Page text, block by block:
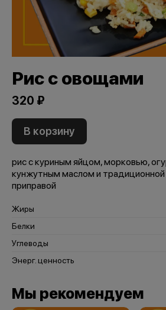
Рис с овощами
320 ₽
В корзину
рис с куриным яйцом, морковью,
кунжутным маслом и традиционной
приправой
Жиры
Белки
Углеводы
Энерг. ценность
Мы рекомендуем